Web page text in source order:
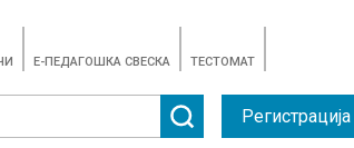
Е-ПЕДАГОШКА СВЕСКА TЕСТОМАТ
Регистрација